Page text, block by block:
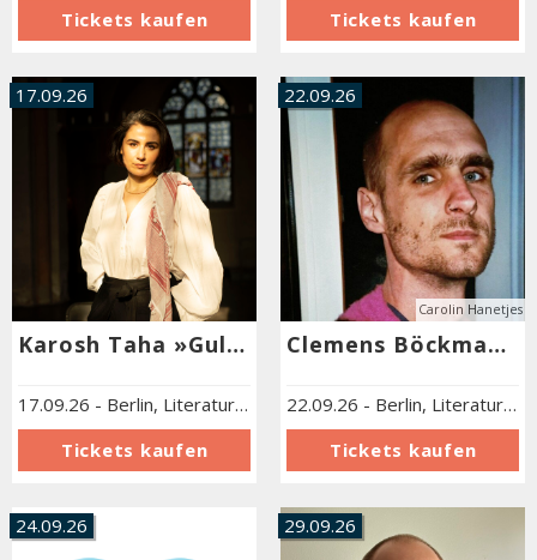
17.09.26
Karosh Taha »Gulistan«
17.09.26 - Berlin, Literaturforum im Brecht-Haus
22.09.26
Carolin Hanetjes
Clemens Böckmann »Das richtige Leben des Alvaro Maderholz«
22.09.26 - Berlin, Literaturforum im Brecht-Haus
24.09.26 29.09.26